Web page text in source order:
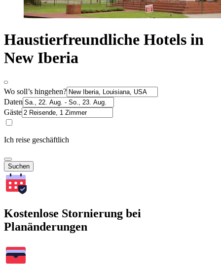
Haustierfreundliche Hotels in
New Iberia
Wo soll’s hingehen?
Daten
Gäste
Ich reise geschäftlich
Suchen
Kostenlose Stornierung bei
Planänderungen